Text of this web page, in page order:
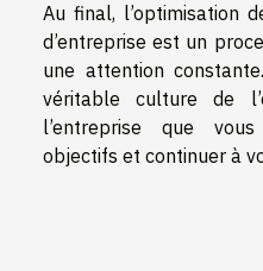
Au final, l’optimisation
d’entreprise est un
une attention
véritable culture de
l’entreprise que
objectifs et continuer à